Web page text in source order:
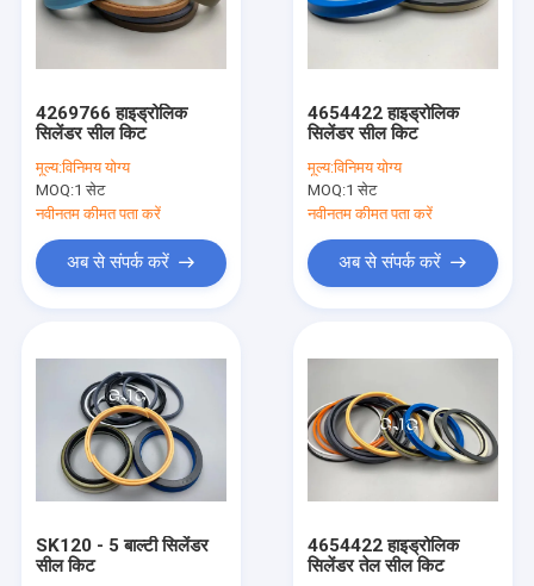
4269766 हाइड्रोलिक
सिलेंडर सील किट
मूल्य:विनिमय योग्य
MOQ:1 सेट
नवीनतम कीमत पता करें
अब से संपर्क करें
4654422 हाइड्रोलिक
सिलेंडर सील किट
मूल्य:विनिमय योग्य
MOQ:1 सेट
नवीनतम कीमत पता करें
अब से संपर्क करें
SK120 - 5 बाल्टी सिलेंडर
सील किट
4654422 हाइड्रोलिक
सिलेंडर तेल सील किट